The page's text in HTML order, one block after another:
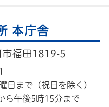
本庁舎
福田1819-5
日まで（祝日を除く）
ら午後5時15分まで